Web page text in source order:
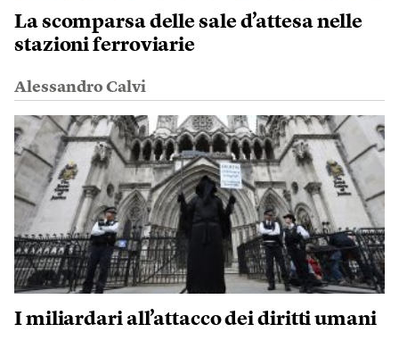
La scomparsa delle sale d’attesa nelle
stazioni ferroviarie
Alessandro Calvi
I miliardari all’attacco dei diritti umani